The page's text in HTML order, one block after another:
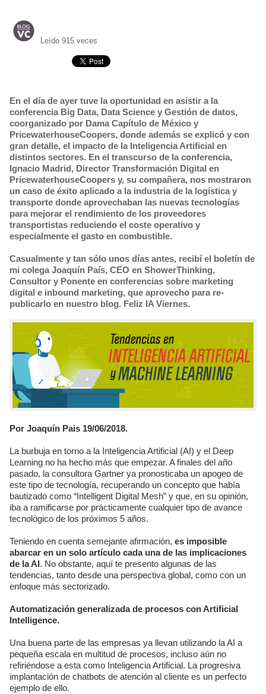
Leído 915 veces
En el día de ayer tuve la oportunidad en asistir a la
conferencia Big Data, Data Science y Gestión de datos,
coorganizado por Dama Capítulo de México y
PricewaterhouseCoopers, donde además se explicó y con
gran detalle, el impacto de la Inteligencia Artificial en
distintos sectores. En el transcurso de la conferencia,
Ignacio Madrid, Director Transformación Digital en
PricewaterhouseCoopers y, su compañera, nos mostraron
un caso de éxito aplicado a la industria de la logística y
transporte donde aprovechaban las nuevas tecnologías
para mejorar el rendimiento de los proveedores
transportistas reduciendo el coste operativo y
especialmente el gasto en combustible.
Casualmente y tan sólo unos días antes, recibí el boletín de
mi colega Joaquín País, CEO en ShowerThinking,
Consultor y Ponente en conferencias sobre marketing
digital e inbound marketing, que aprovecho para re-
publicarlo en nuestro blog. Feliz IA Viernes.
Por Joaquín Pais 19/06/2018.
La burbuja en torno a la Inteligencia Artificial (AI) y el Deep
Learning no ha hecho más que empezar. A finales del año
pasado, la consultora Gartner ya pronosticaba un apogeo de
este tipo de tecnología, recuperando un concepto que había
bautizado como “Intelligent Digital Mesh” y que, en su opinión,
iba a ramificarse por prácticamente cualquier tipo de avance
tecnológico de los próximos 5 años.
Teniendo en cuenta semejante afirmación, es imposible
abarcar en un solo artículo cada una de las implicaciones
de la AI. No obstante, aquí te presento algunas de las
tendencias, tanto desde una perspectiva global, como con un
enfoque más sectorizado.
Automatización generalizada de procesos con Artificial
Intelligence.
Una buena parte de las empresas ya llevan utilizando la AI a
pequeña escala en multitud de procesos, incluso aún no
refiriéndose a esta como Inteligencia Artificial. La progresiva
implantación de chatbots de atención al cliente es un perfecto
ejemplo de ello.